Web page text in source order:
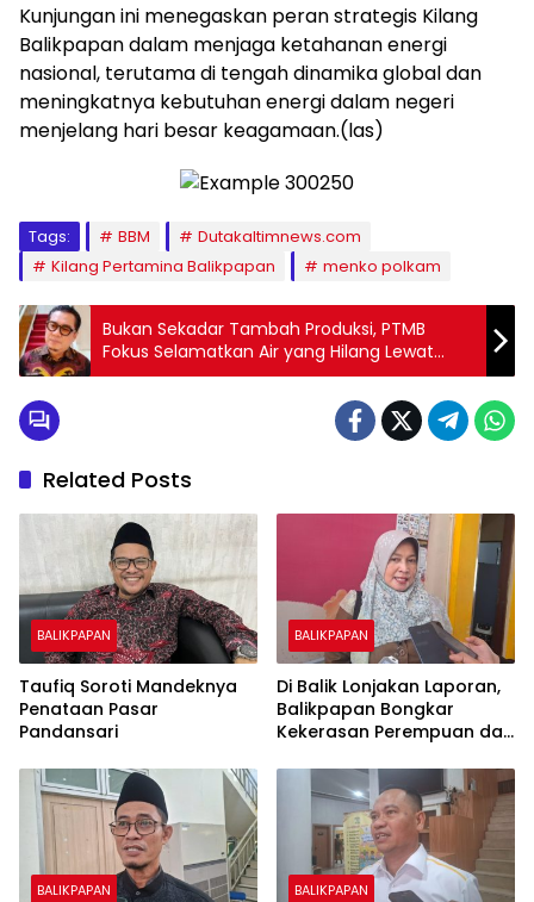
Kunjungan ini menegaskan peran strategis Kilang
Balikpapan dalam menjaga ketahanan energi
nasional, terutama di tengah dinamika global dan
meningkatnya kebutuhan energi dalam negeri
menjelang hari besar keagamaan.(las)
Tags: BBM
Dutakaltimnews.com
Kilang Pertamina Balikpapan
menko polkam
Bukan Sekadar Tambah Produksi, PTMB
Fokus Selamatkan Air yang Hilang Lewat
Transformasi 2026
Related Posts
BALIKPAPAN
Taufiq Soroti Mandeknya
Penataan Pasar
Pandansari
BALIKPAPAN
Di Balik Lonjakan Laporan,
Balikpapan Bongkar
Kekerasan Perempuan dan
BALIKPAPAN BALIKPAPAN